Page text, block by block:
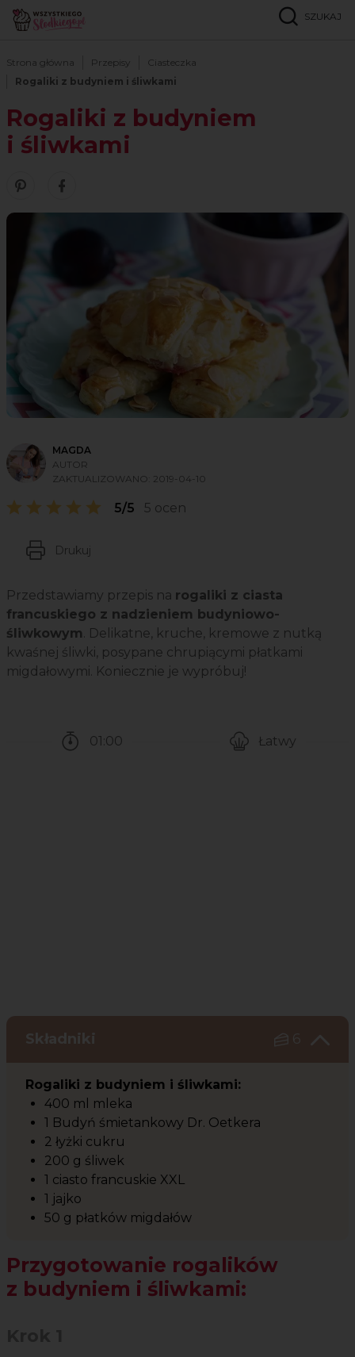
SZUKAJ
Strona główna Przepisy
Ciasteczka
Rogaliki z budyniem i śliwkami
Rogaliki z budyniem
i śliwkami
Zobacz nasze piny w serwisie Pinterest
Udostępnij ten przepis w serwisie Facebook
MAGDA
AUTOR
ZAKTUALIZOWANO: 2019-04-10
5/5 5 ocen
Drukuj
Przedstawiamy przepis na rogaliki z ciasta
francuskiego z nadzieniem budyniowo-
śliwkowym. Delikatne, kruche, kremowe z nutką
kwaśnej śliwki, posypane chrupiącymi płatkami
migdałowymi. Koniecznie je wypróbuj!
01:00
Łatwy
Składniki 6
Rogaliki z budyniem i śliwkami:
400 ml mleka
1 Budyń śmietankowy Dr. Oetkera
2 łyżki cukru
200 g śliwek
1 ciasto francuskie XXL
1 jajko
50 g płatków migdałów
Przygotowanie rogalików
z budyniem i śliwkami: